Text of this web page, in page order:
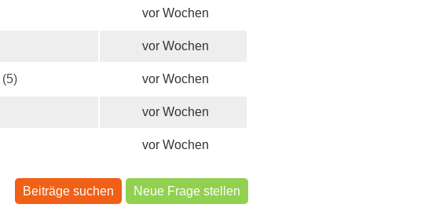
vor Wochen
vor Wochen
(5) vor Wochen
vor Wochen
vor Wochen
Neue Frage stellen
Beiträge suchen